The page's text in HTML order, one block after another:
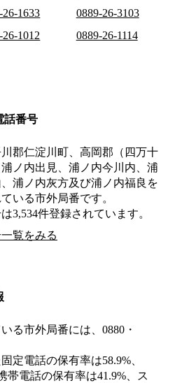
26-1633
0889-26-3103
26-1012
0889-26-1114
話番号
郡仁淀川町、高岡郡（四万十
ノ内出見、浦ノ内今川内、浦
浦ノ内灰方及び浦ノ内福良を
いる市外局番です。
3,534件登録されています。
覧をみる
る市外局番には、0880・
定電話の保有率は58.9%、
帯電話の保有率は41.9%、ス